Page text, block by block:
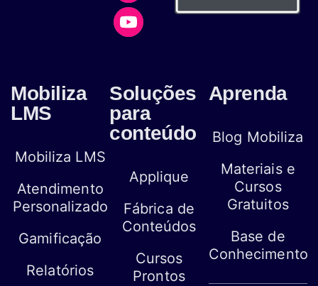
Mobiliza
LMS
Mobiliza LMS
Atendimento
Personalizado
Gamificação
Relatórios
Soluções
para
conteúdo
Applique
Fábrica de
Conteúdos
Cursos
Prontos
Aprenda
Blog Mobiliza
Materiais e
Cursos
Gratuitos
Base de
Conhecimento